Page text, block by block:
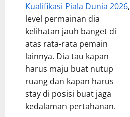
Kualifikasi Piala Dunia 2026,
level permainan dia
kelihatan jauh banget di
atas rata-rata pemain
lainnya. Dia tau kapan
harus maju buat nutup
ruang dan kapan harus
stay di posisi buat jaga
kedalaman pertahanan.